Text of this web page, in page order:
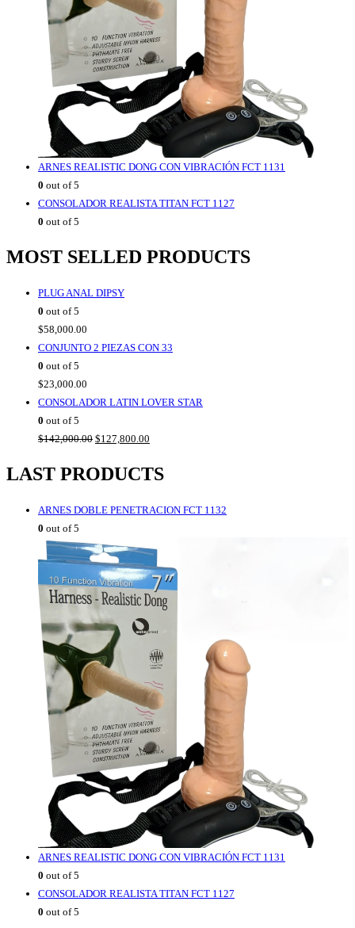
ARNES REALISTIC DONG CON VIBRACIÓN FCT 1131
0 out of 5
CONSOLADOR REALISTA TITAN FCT 1127
0 out of 5
MOST SELLED PRODUCTS
PLUG ANAL DIPSY
0 out of 5
$58,000.00
CONJUNTO 2 PIEZAS CON 33
0 out of 5
$23,000.00
CONSOLADOR LATIN LOVER STAR
0 out of 5
$142,000.00 Original
was:
$127,800.00
is:
LAST PRODUCTS
ARNES DOBLE PENETRACION FCT 1132
0 out of 5
ARNES REALISTIC DONG CON VIBRACIÓN FCT 1131
0 out of 5
CONSOLADOR REALISTA TITAN FCT 1127
0 out of 5